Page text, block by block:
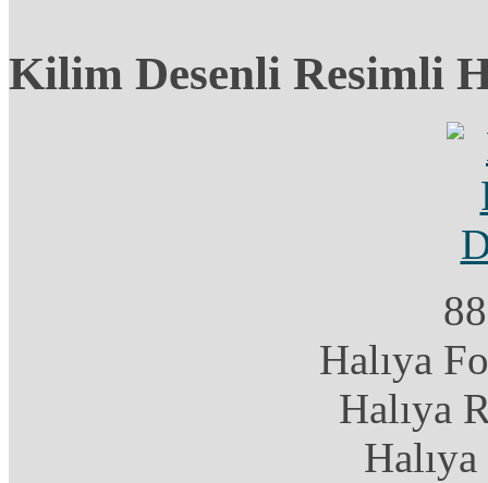
Kilim Desenli Resimli
Halıya
Halıya